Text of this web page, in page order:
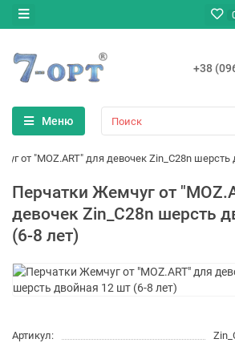
+38
Меню
от "MOZ.ART" для девочек Zin_C28n
Перчатки Жемчуг от
девочек Zin_C28n шерсть
(6-8 лет)
Артикул: